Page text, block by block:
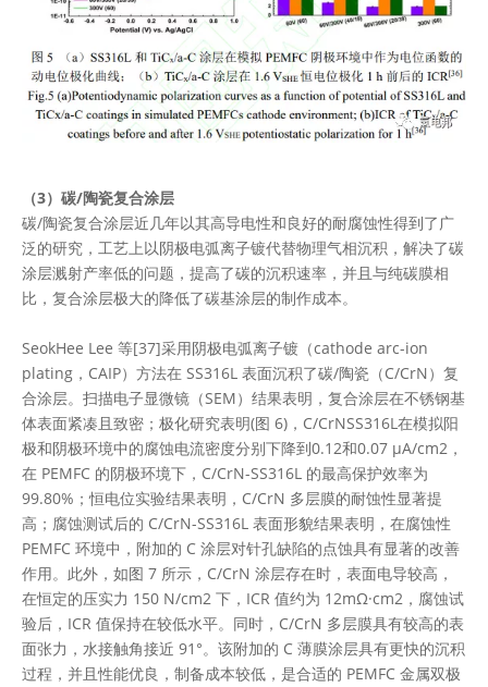
（3）碳/陶瓷复合涂层
碳/陶瓷复合涂层近几年以其高导电性和良好的耐腐蚀性得到了广
泛的研究，工艺上以阴极电弧离子镀代替物理气相沉积，解决了碳
涂层溅射产率低的问题，提高了碳的沉积速率，并且与纯碳膜相
比，复合涂层极大的降低了碳基涂层的制作成本。
SeokHee Lee 等[37]采用阴极电弧离子镀（cathode arc-ion
plating，CAIP）方法在 SS316L 表面沉积了碳/陶瓷（C/CrN）复
合涂层。扫描电子显微镜（SEM）结果表明，复合涂层在不锈钢基
体表面紧凑且致密；极化研究表明(图 6)，C/CrNSS316L在模拟阳
极和阴极环境中的腐蚀电流密度分别下降到0.12和0.07 μA/cm2，
在 PEMFC 的阴极环境下，C/CrN-SS316L 的最高保护效率为
99.80%；恒电位实验结果表明，C/CrN 多层膜的耐蚀性显著提
高；腐蚀测试后的 C/CrN-SS316L 表面形貌结果表明，在腐蚀性
PEMFC 环境中，附加的 C 涂层对针孔缺陷的点蚀具有显著的改善
作用。此外，如图 7 所示，C/CrN 涂层存在时，表面电导较高，
在恒定的压实力 150 N/cm2 下，ICR 值约为 12mΩ·cm2，腐蚀试
验后，ICR 值保持在较低水平。同时，C/CrN 多层膜具有较高的表
面张力，水接触角接近 91°。该附加的 C 薄膜涂层具有更快的沉积
过程，并且性能优良，制备成本较低，是合适的 PEMFC 金属双极